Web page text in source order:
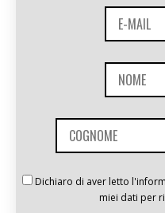
Dichiaro di aver letto
miei dati per